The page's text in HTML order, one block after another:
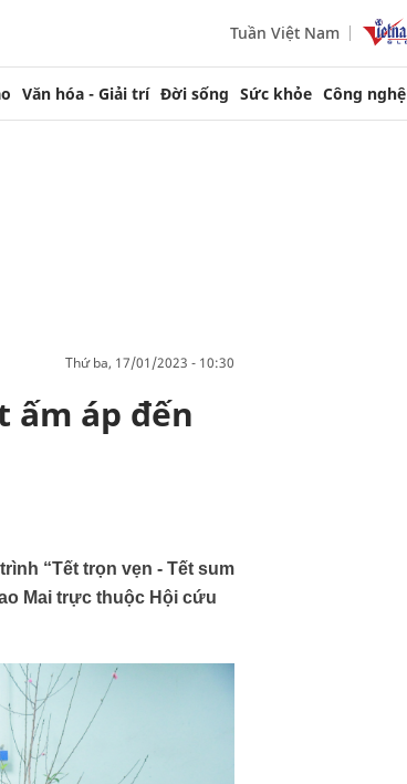
Tuần Việt Nam
Văn hóa - Giải trí Đời sống Sức khỏe Công nghệ
thứ ba, 17/01/2023 - 10:30
ấm áp đến
“Tết trọn vẹn - Tết sum
Mai trực thuộc Hội cứu